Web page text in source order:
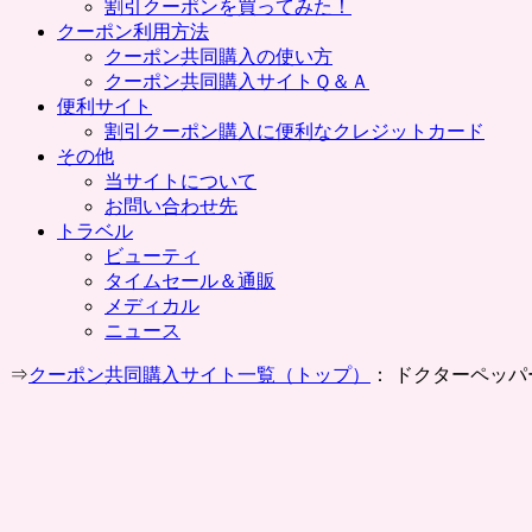
割引クーポンを買ってみた！
クーポン利用方法
クーポン共同購入の使い方
クーポン共同購入サイトＱ＆Ａ
便利サイト
割引クーポン購入に便利なクレジットカード
その他
当サイトについて
お問い合わせ先
トラベル
ビューティ
タイムセール＆通販
メディカル
ニュース
⇒クーポン共同購入サイト一覧（トップ） ： ドクターペッパ